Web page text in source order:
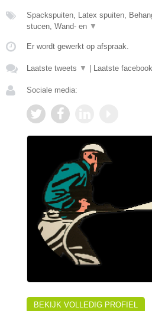
Spackspuiten, Latex spuiten,
stucen, Wand- en ▼
Er wordt gewerkt op afspraak.
Laatste tweets ▼ Laatste
Sociale media:
BEKIJK VOLLEDIG PROFIEL